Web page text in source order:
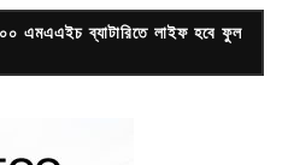
এমএএইচ ব্যাটারিতে লাইফ হবে ফুল